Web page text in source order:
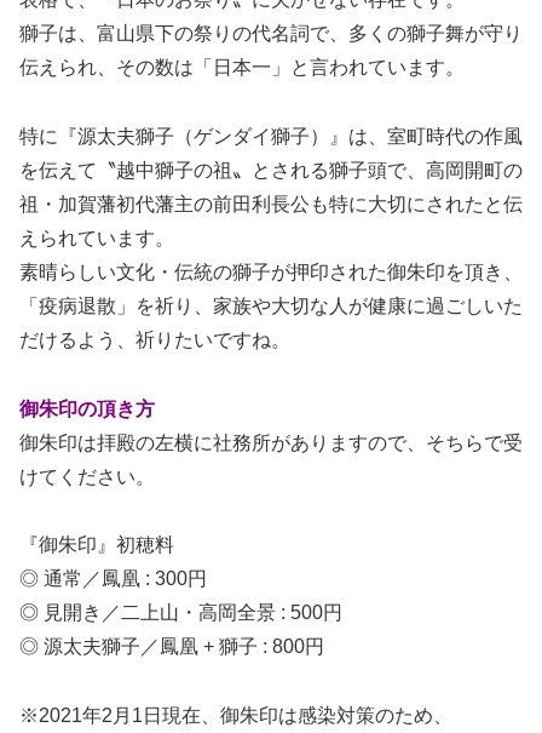
獅子は、富山県下の祭りの代名詞で、多くの獅子舞が守り
伝えられ、その数は「日本一」と言われています。
特に『源太夫獅子（ゲンダイ獅子）』は、室町時代の作風
を伝えて〝越中獅子の祖〟とされる獅子頭で、高岡開町の
祖・加賀藩初代藩主の前田利長公も特に大切にされたと伝
えられています。
素晴らしい文化・伝統の獅子が押印された御朱印を頂き、
「疫病退散」を祈り、家族や大切な人が健康に過ごしいた
だけるよう、祈りたいですね。
御朱印の頂き方
御朱印は拝殿の左横に社務所がありますので、そちらで受
けてください。
『御朱印』初穂料
◎ 通常／鳳凰 : 300円
◎ 見開き／二上山・高岡全景 : 500円
◎ 源太夫獅子／鳳凰 + 獅子 : 800円
※2021年2月1日現在、御朱印は感染対策のため、